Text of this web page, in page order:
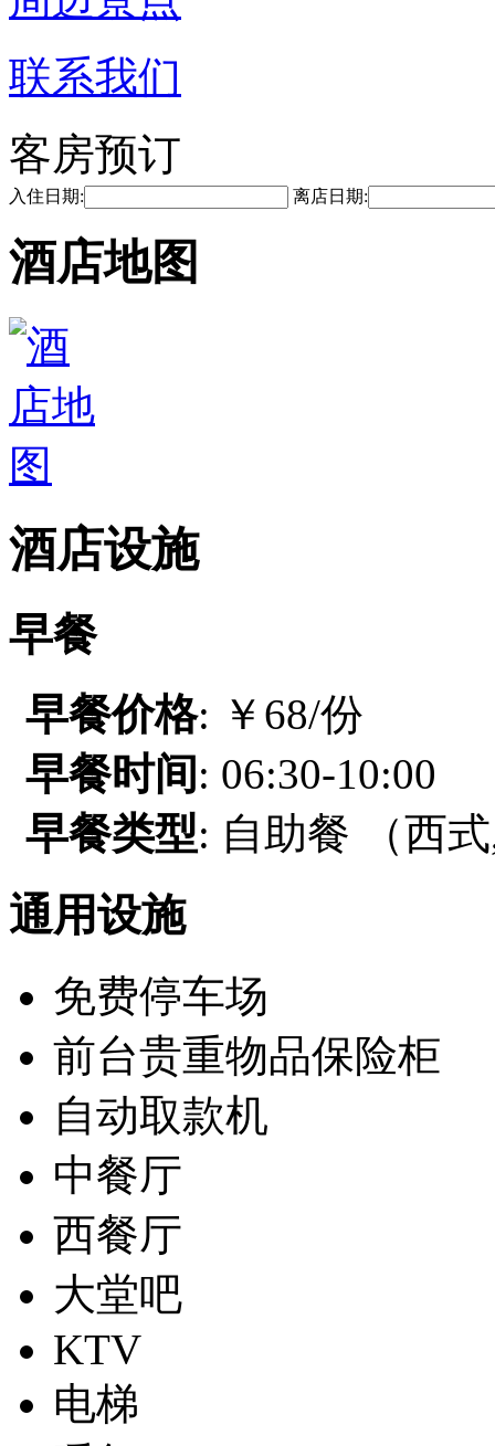
联系我们
客房预订
入住日期: 离店日期:
酒店地图
酒店设施
早餐
早餐价格: ￥68/份
早餐时间 : 06:30-10:00
早餐类型: 自助餐 （西
通用设施
免费停车场
前台贵重物品保险柜
自动取款机
中餐厅
西餐厅
大堂吧
KTV
电梯